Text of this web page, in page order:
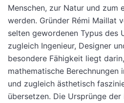
Menschen, zur Natur und zum
werden. Gründer Rémi Maillat
selten gewordenen Typus des
zugleich Ingenieur, Designer
besondere Fähigkeit liegt
mathematische
und zugleich ästhetisch
übersetzen. Die Ursprünge